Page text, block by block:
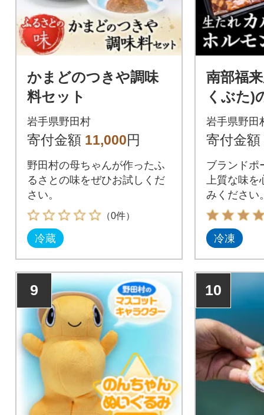
かまどのつきや調味
料セット
岩手県野田村
寄付金額 11,000円
野田村の母ちゃんが作ったふ
るさとの味をぜひお試しくだ
さい。
（0件）
冷蔵
南部福
くぶた)
ビとホ
岩手県野田
寄付金額
ブランドポ
上質な味を
みください
冷凍
9 10